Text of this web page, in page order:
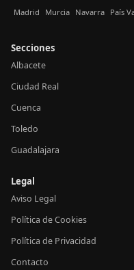
Madrid Murcia Navarra País
Secciones
Albacete
Ciudad Real
Cuenca
Toledo
Guadalajara
Legal
Aviso Legal
Política de Cookies
Política de Privacidad
Contacto